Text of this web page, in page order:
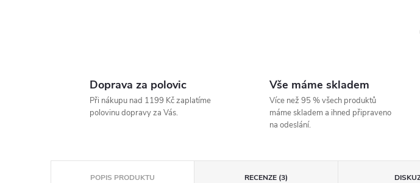
Doprava za polovic
Při nákupu nad 1199 Kč zaplatíme
polovinu dopravy za Vás.
Vše máme skladem
Více než 95 % všech produktů
máme skladem a ihned připraveno
na odeslání.
POPIS PRODUKTU RECENZE (3)